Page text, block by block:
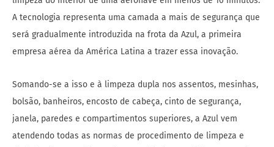
A tecnologia representa uma camada a mais de segurança que
será gradualmente introduzida na frota da Azul, a primeira
empresa aérea da América Latina a trazer essa inovação.
Somando-se a isso e à limpeza dupla nos assentos, mesinhas,
bolsão, banheiros, encosto de cabeça, cinto de segurança,
janela, paredes e compartimentos superiores, a Azul vem
atendendo todas as normas de procedimento de limpeza e